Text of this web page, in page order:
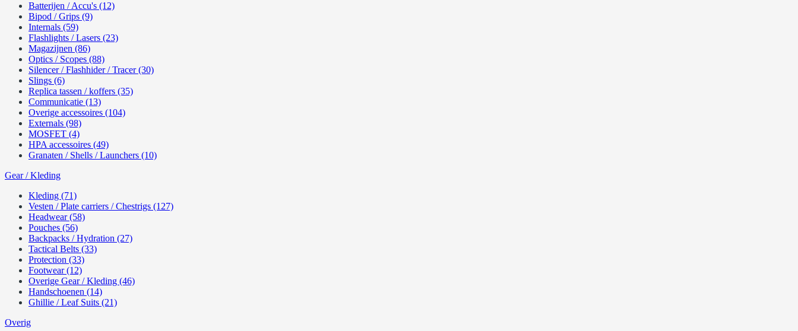
Batterijen / Accu's (12)
Bipod / Grips (9)
Internals (59)
Flashlights / Lasers (23)
Magazijnen (86)
Optics / Scopes (88)
Silencer / Flashhider / Tracer (30)
Slings (6)
Replica tassen / koffers (35)
Communicatie (13)
Overige accessoires (104)
Externals (98)
MOSFET (4)
HPA accessoires (49)
Granaten / Shells / Launchers (10)
Gear / Kleding
Kleding (71)
Vesten / Plate carriers / Chestrigs (127)
Headwear (58)
Pouches (56)
Backpacks / Hydration (27)
Tactical Belts (33)
Protection (33)
Footwear (12)
Overige Gear / Kleding (46)
Handschoenen (14)
Ghillie / Leaf Suits (21)
Overig